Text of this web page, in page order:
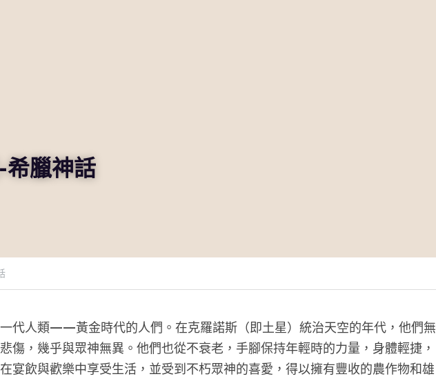
希臘神話
代人類——黃金時代的人們。在克羅諾斯（即土星）統治天空的年代，他們無
傷，幾乎與眾神無異。他們也從不衰老，手腳保持年輕時的力量，身體輕捷，
宴飲與歡樂中享受生活，並受到不朽眾神的喜愛，得以擁有豐收的農作物和雄